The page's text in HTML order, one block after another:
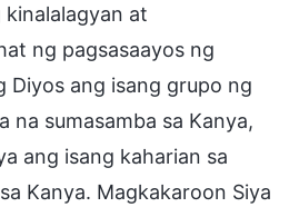
at
ng pagsasaayos ng
Diyos ang isang grupo ng
na sumasamba sa Kanya,
ang isang kaharian sa
Kanya. Magkakaroon Siya